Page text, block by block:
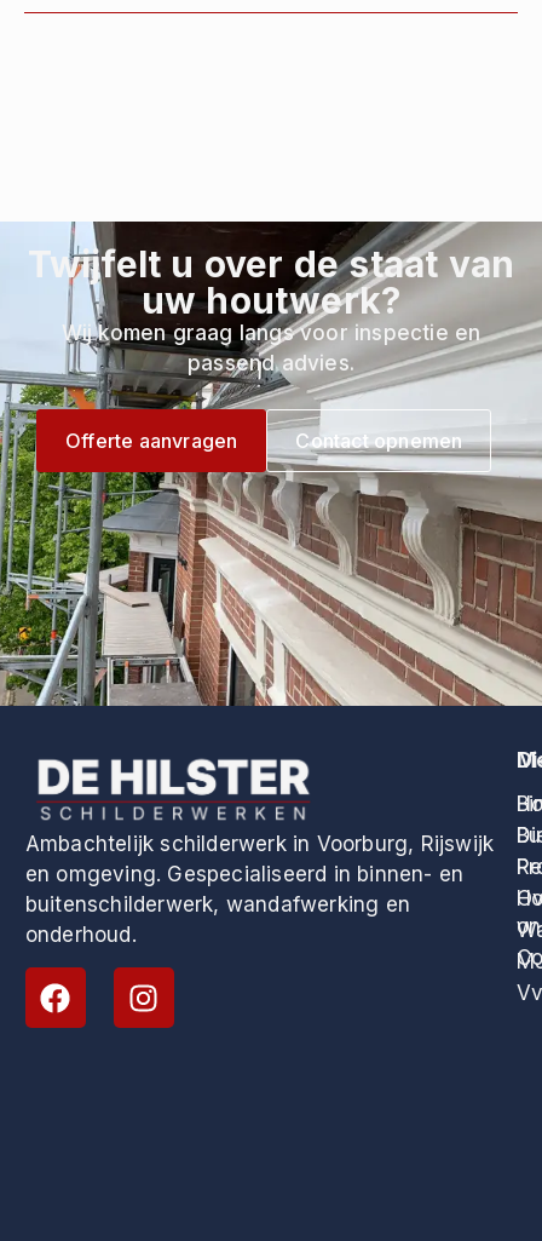
Twijfelt u over de staat van
uw houtwerk?
Wij komen graag langs voor inspectie en
passend advies.
Offerte aanvragen Contact opnemen
Ambachtelijk schilderwerk in Voorburg, Rijswijk
en omgeving. Gespecialiseerd in binnen- en
buitenschilderwerk, wandafwerking en
onderhoud.